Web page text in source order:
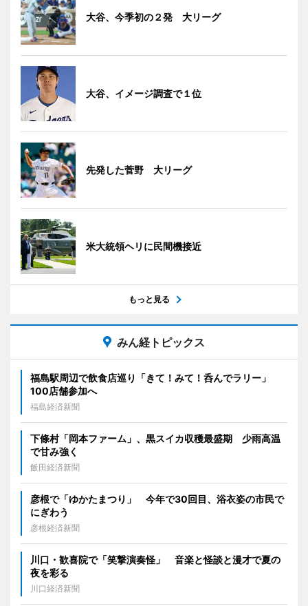
大谷、今季初の２発 大リーグ
大谷、イメージ調査で１位
先発した菅野 大リーグ
米大統領ヘリに民間機接近
もっと見る
みん経トピックス
福島駅周辺で飲食店巡り「きて！みて！呑んでラリー」
100店舗参加へ
福島経済新聞
下條村「岡本ファーム」、黒スイカ収穫最盛期 少雨高温
で甘み強く
飯田経済新聞
彦根で「ゆかたまつり」 今年で30回目、浴衣姿の市民で
にぎわう
彦根経済新聞
川口・歓喜院で「笑撃演奏怪」 音楽と怪談と漫才で夏の
夜を彩る
川口経済新聞